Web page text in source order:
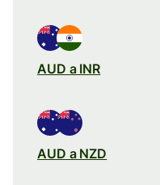
AUD a INR
AUD a NZD